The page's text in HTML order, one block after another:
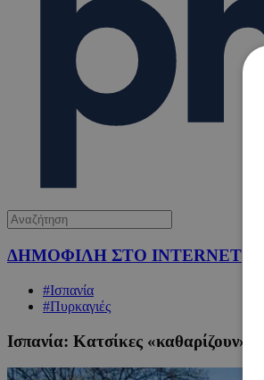
ΔΗΜΟΦΙΛΗ ΣΤΟ INTERNET
#Ισπανία
#Πυρκαγιές
Ισπανία: Κατσίκες «καθαρίζουν»